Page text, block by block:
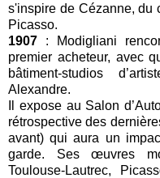
s'inspire de Cézanne, du
Picasso.
1907 : Modigliani
premier acheteur, avec
bâtiment-studios
Alexandre.
Il expose au Salon
rétrospective des
avant) qui aura un
garde. Ses œuvres
Toulouse-Lautrec,